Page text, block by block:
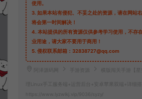
使用。
3. 如果本站有侵犯、不妥之处的资源，请在网站右
将会第一时间解决！
4. 本站提供的所有资源仅供参考学习使用，不存
业用途，请大家不要用于商用！
5. 侵权联系邮箱：32838727@qq.com
阿泽源码网 手游资源 横版闯关手游【
理Linux手工服务端+运营后台+安卓苹果双端+详细
https://www.lyzwlkj.vip/9036/syzy/